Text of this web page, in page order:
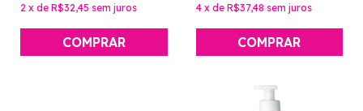
2 x de R$32,45 sem juros 4 x de R$37,48 sem juros